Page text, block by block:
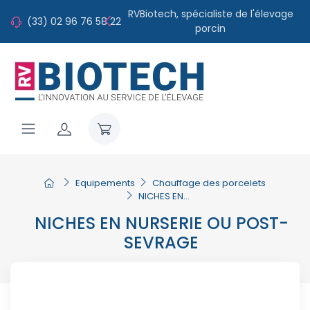
(33) 02 96 76 58 22
RVBiotech, spécialiste de l'élevage
porcin
une large gamme de matériel et
d'équipement !
Equipements
Chauffage des porcelets
NICHES EN...
NICHES EN NURSERIE OU POST-
SEVRAGE